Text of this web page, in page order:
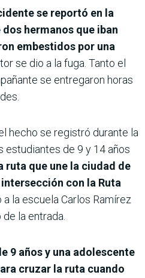
se reportó en la
hermanos que iban
embestidos por una
se dio a la fuga. Tanto el
se entregaron horas
hecho se registró durante la
estudiantes de 9 y 14 años
ruta que une la ciudad de
con la Ruta
a la escuela Carlos Ramírez
la entrada.
9 años y una adolescente
cruzar la ruta cuando